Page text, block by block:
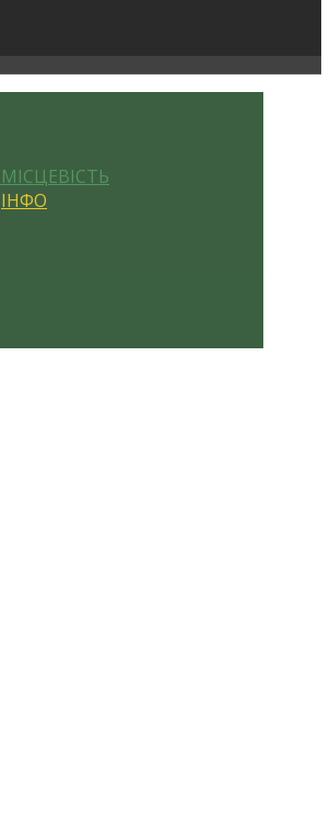
МІСЦЕВІСТЬ
ІНФО